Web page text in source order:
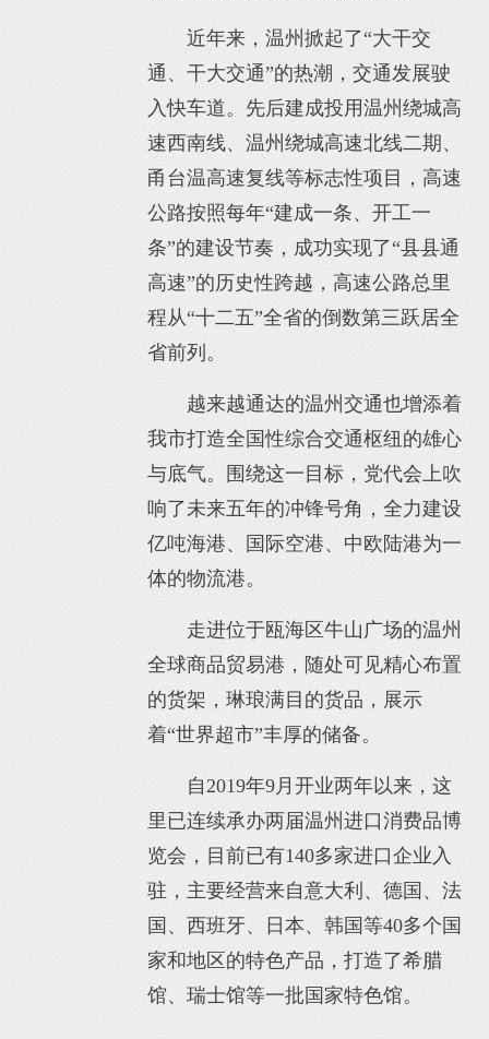
近年来，温州掀起了“大干交
通、干大交通”的热潮，交通发展驶
入快车道。先后建成投用温州绕城高
速西南线、温州绕城高速北线二期、
甬台温高速复线等标志性项目，高速
公路按照每年“建成一条、开工一
条”的建设节奏，成功实现了“县县通
高速”的历史性跨越，高速公路总里
程从“十二五”全省的倒数第三跃居全
省前列。
越来越通达的温州交通也增添着
我市打造全国性综合交通枢纽的雄心
与底气。围绕这一目标，党代会上吹
响了未来五年的冲锋号角，全力建设
亿吨海港、国际空港、中欧陆港为一
体的物流港。
走进位于瓯海区牛山广场的温州
全球商品贸易港，随处可见精心布置
的货架，琳琅满目的货品，展示
着“世界超市”丰厚的储备。
自2019年9月开业两年以来，这
里已连续承办两届温州进口消费品博
览会，目前已有140多家进口企业入
驻，主要经营来自意大利、德国、法
国、西班牙、日本、韩国等40多个国
家和地区的特色产品，打造了希腊
馆、瑞士馆等一批国家特色馆。